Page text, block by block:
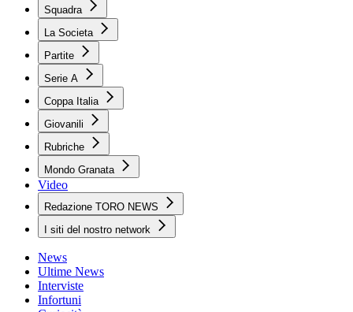
Squadra
La Societa
Partite
Serie A
Coppa Italia
Giovanili
Rubriche
Mondo Granata
Video
Redazione TORO NEWS
I siti del nostro network
News
Ultime News
Interviste
Infortuni